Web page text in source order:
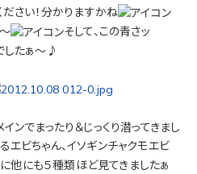
ださい！分かりますかね
そして、この青さッ
したぁ～♪
ンでまったり＆じっくり潜ってきまし
エビちゃん、イソギンチャクモエビ
に他にも５種類ほど見てきましたぁ